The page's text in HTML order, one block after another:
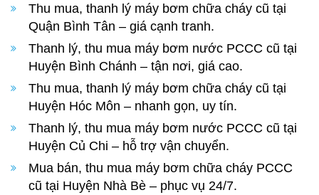
Thu mua, thanh lý máy bơm chữa cháy cũ tại
Quận Bình Tân – giá cạnh tranh.
Thanh lý, thu mua máy bơm nước PCCC cũ tại
Huyện Bình Chánh – tận nơi, giá cao.
Thu mua, thanh lý máy bơm chữa cháy cũ tại
Huyện Hóc Môn – nhanh gọn, uy tín.
Thanh lý, thu mua máy bơm nước PCCC cũ tại
Huyện Củ Chi – hỗ trợ vận chuyển.
Mua bán, thu mua máy bơm chữa cháy PCCC
cũ tại Huyện Nhà Bè – phục vụ 24/7.